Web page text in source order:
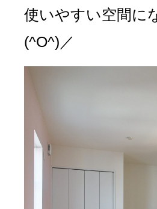
使いやすい空間に
(^O^)／